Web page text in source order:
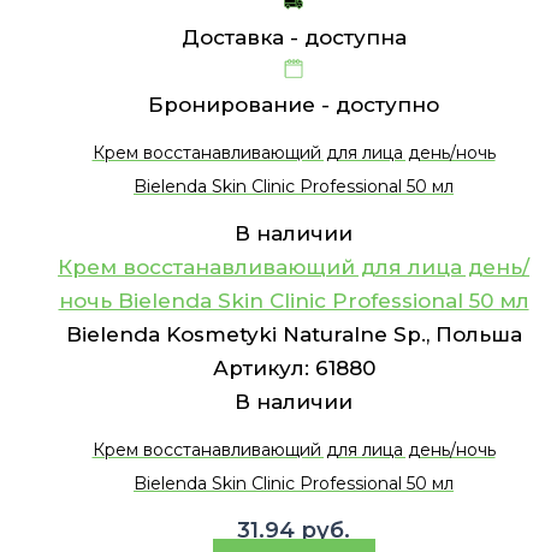
Доставка - доступна
Бронирование - доступно
Крем восстанавливающий для лица день/ночь
Bielenda Skin Clinic Professional 50 мл
В наличии
Крем восстанавливающий для лица день/
ночь Bielenda Skin Clinic Professional 50 мл
Bielenda Kosmetyki Naturalne Sp., Польша
Артикул: 61880
В наличии
Крем восстанавливающий для лица день/ночь
Bielenda Skin Clinic Professional 50 мл
31.94 руб.